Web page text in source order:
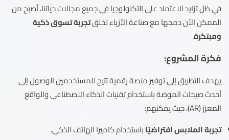
في ظل تزايد الاعتماد على التكنولوجيا في جميع مجالات حياتنا، أصبح من
الممكن الآن دمجها مع صناعة الأزياء لخلقتجربة تسوق ذكية
ومبتكرة.
فكرة المشروع:
يهدف التطبيق إلى توفير منصة رقمية تتيح للمستخدمين الوصول إلى
أحدث صيحات الموضة باستخدام تقنيات الذكاء الاصطناعي والواقع
المعزز (AR)، حيث يمكنهم:
تجربة الملابس افتراضيًاباستخدام كاميرا الهاتف الذكي.